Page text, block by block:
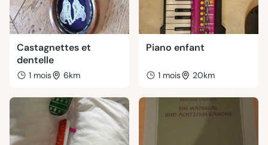
Castagnettes et
dentelle
1 mois 6km
Piano enfant
1 mois 20km